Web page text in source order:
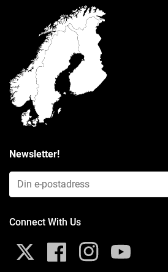
Newsletter!
Email Input (Newsletter)
Connect With Us